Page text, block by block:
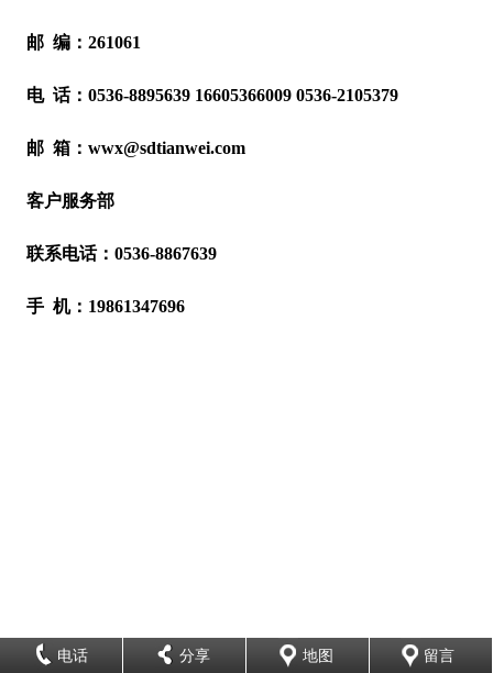
邮 编：261061
电 话：0536-8895639 16605366009 0536-2105379
邮 箱：wwx@sdtianwei.com
客户服务部
联系电话：0536-8867639
手 机：19861347696
电话 分享 地图 留言